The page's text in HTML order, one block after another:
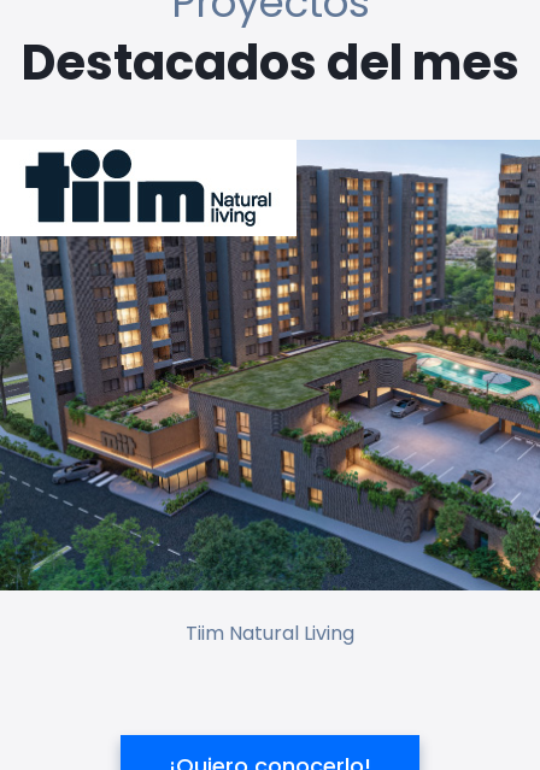
Destacados del mes
Tiim Natural Living